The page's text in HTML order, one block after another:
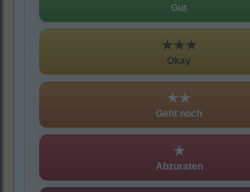
Gut
★★★
Okay
★★
Geht noch
★
Abzuraten